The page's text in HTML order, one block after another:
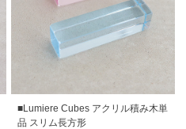
■Lumiere Cubes アクリル積み木単
品 スリム長方形